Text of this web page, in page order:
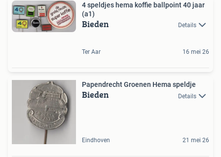
4 speldjes hema koffie ballpoint 40 jaar
(a1)
Bieden Details
Ter Aar 16 mei 26
Papendrecht Groenen Hema speldje
Bieden Details
Eindhoven 21 mei 26